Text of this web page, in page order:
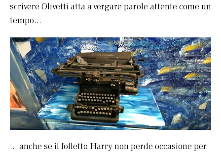
scrivere Olivetti atta a vergare parole attente come un
tempo…
… anche se il folletto Harry non perde occasione per